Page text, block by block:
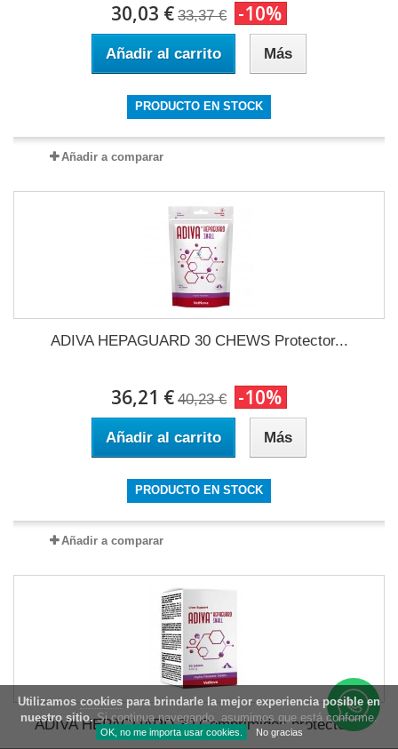
Utilizamos cookies para brindarle la mejor experiencia posible en
nuestro sitio. Si continua navegando, asumimos que está conforme.
OK, no me importa usar cookies. No gracias
30,03 € 33,37 € -10%
Añadir al carrito Más
PRODUCTO EN STOCK
Añadir a comparar
ADIVA HEPAGUARD 30 CHEWS Protector...
36,21 € 40,23 € -10%
Añadir al carrito Más
PRODUCTO EN STOCK
Añadir a comparar
ADIVA HEPAGUARD 30 Comprimidos protector...